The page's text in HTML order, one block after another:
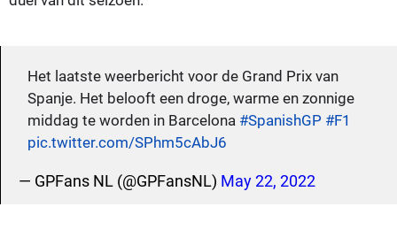
Het laatste weerbericht voor de Grand Prix van
Spanje. Het belooft een droge, warme en zonnige
middag te worden in Barcelona #SpanishGP #F1
pic.twitter.com/SPhm5cAbJ6
— GPFans NL (@GPFansNL) May 22, 2022